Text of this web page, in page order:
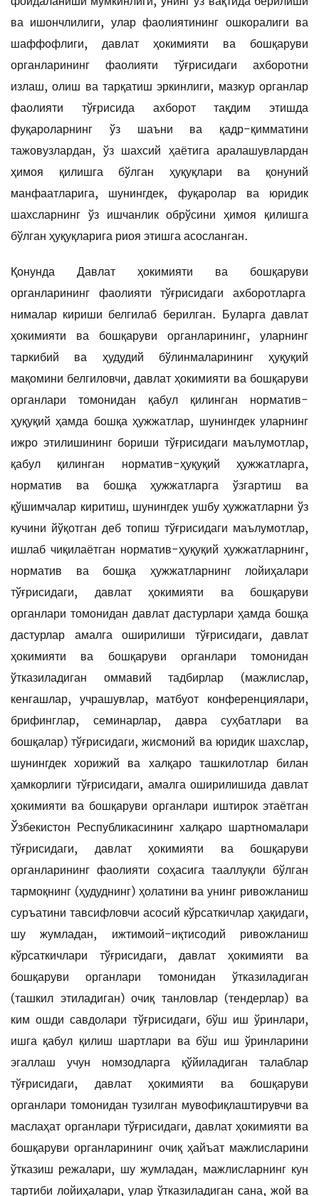
ва ишончлилиги, улар фаолиятининг ошкоралиги ва
шаффофлиги, давлат ҳокимияти ва бошқаруви
органларининг фаолияти тўғрисидаги ахборотни
излаш, олиш ва тарқатиш эркинлиги, мазкур органлар
фаолияти тўғрисида ахборот тақдим этишда
фуқароларнинг ўз шаъни ва қадр-қимматини
тажовузлардан, ўз шахсий ҳаётига аралашувлардан
ҳимоя қилишга бўлган ҳуқуқлари ва қонуний
манфаатларига, шунингдек, фуқаролар ва юридик
шахсларнинг ўз ишчанлик обрўсини ҳимоя қилишга
бўлган ҳуқуқларига риоя этишга асосланган.
Қонунда Давлат ҳокимияти ва бошқаруви
органларининг фаолияти тўғрисидаги ахборотларга
нималар кириши белгилаб берилган. Буларга давлат
ҳокимияти ва бошқаруви органларининг, уларнинг
таркибий ва ҳудудий бўлинмаларининг ҳуқуқий
мақомини белгиловчи, давлат ҳокимияти ва бошқаруви
органлари томонидан қабул қилинган норматив-
ҳуқуқий ҳамда бошқа ҳужжатлар, шунингдек уларнинг
ижро этилишининг бориши тўғрисидаги маълумотлар,
қабул қилинган норматив-ҳуқуқий ҳужжатларга,
норматив ва бошқа ҳужжатларга ўзгартиш ва
қўшимчалар киритиш, шунингдек ушбу ҳужжатларни ўз
кучини йўқотган деб топиш тўғрисидаги маълумотлар,
ишлаб чиқилаётган норматив-ҳуқуқий ҳужжатларнинг,
норматив ва бошқа ҳужжатларнинг лойиҳалари
тўғрисидаги, давлат ҳокимияти ва бошқаруви
органлари томонидан давлат дастурлари ҳамда бошқа
дастурлар амалга оширилиши тўғрисидаги, давлат
ҳокимияти ва бошқаруви органлари томонидан
ўтказиладиган оммавий тадбирлар (мажлислар,
кенгашлар, учрашувлар, матбуот конференциялари,
брифинглар, семинарлар, давра суҳбатлари ва
бошқалар) тўғрисидаги, жисмоний ва юридик шахслар,
шунингдек хорижий ва халқаро ташкилотлар билан
ҳамкорлиги тўғрисидаги, амалга оширилишида давлат
ҳокимияти ва бошқаруви органлари иштирок этаётган
Ўзбекистон Республикасининг халқаро шартномалари
тўғрисидаги, давлат ҳокимияти ва бошқаруви
органларининг фаолияти соҳасига тааллуқли бўлган
тармоқнинг (ҳудуднинг) ҳолатини ва унинг ривожланиш
суръатини тавсифловчи асосий кўрсаткичлар ҳақидаги,
шу жумладан, ижтимоий-иқтисодий ривожланиш
кўрсаткичлари тўғрисидаги, давлат ҳокимияти ва
бошқаруви органлари томонидан ўтказиладиган
(ташкил этиладиган) очиқ танловлар (тендерлар) ва
ким ошди савдолари тўғрисидаги, бўш иш ўринлари,
ишга қабул қилиш шартлари ва бўш иш ўринларини
эгаллаш учун номзодларга қўйиладиган талаблар
тўғрисидаги, давлат ҳокимияти ва бошқаруви
органлари томонидан тузилган мувофиқлаштирувчи ва
маслаҳат органлари тўғрисидаги, давлат ҳокимияти ва
бошқаруви органларининг очиқ ҳайъат мажлисларини
ўтказиш режалари, шу жумладан, мажлисларнинг кун
тартиби лойиҳалари, улар ўтказиладиган сана, жой ва